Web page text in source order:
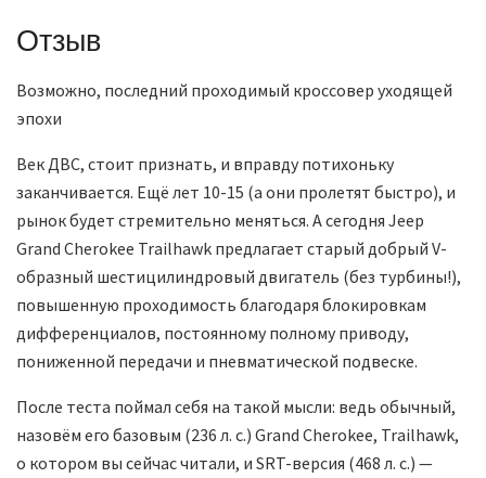
Отзыв
Возможно, последний проходимый кроссовер уходящей
эпохи
Век ДВС, стоит признать, и вправду потихоньку
заканчивается. Ещё лет 10-15 (а они пролетят быстро), и
рынок будет стремительно меняться. А сегодня Jeep
Grand Cherokee Trailhawk предлагает старый добрый V-
образный шестицилиндровый двигатель (без турбины!),
повышенную проходимость благодаря блокировкам
дифференциалов, постоянному полному приводу,
пониженной передачи и пневматической подвеске.
После теста поймал себя на такой мысли: ведь обычный,
назовём его базовым (236 л. с.) Grand Cherokee, Trailhawk,
о котором вы сейчас читали, и SRT-версия (468 л. с.) —